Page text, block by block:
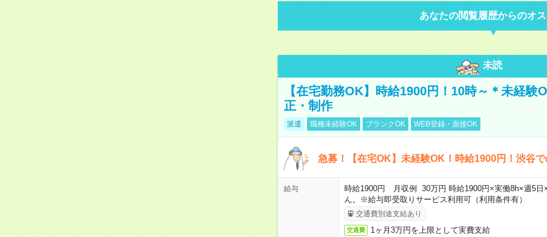
あなたの閲覧履歴からのオ
未読
【在宅勤務OK】時給1900円！10時～＊未経験
正・制作
派遣 職種未経験OK ブランクOK WEB登録・面接OK
急募！【在宅OK】未経験OK！時給1900円！渋谷
給与
時給1900円 月収例 30万円 時給1900円×実働8h×週5
ん。※給与即受取りサービス利用可（利用条件有）
交通費別途支給あり
交通費 1ヶ月3万円を上限として実費支給